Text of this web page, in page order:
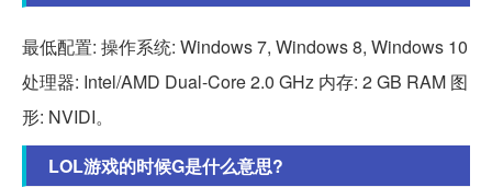
最低配置: 操作系统: Windows 7, Windows 8, Windows 10
处理器: Intel/AMD Dual-Core 2.0 GHz 内存: 2 GB RAM 图
形: NVIDI。
LOL游戏的时候G是什么意思?